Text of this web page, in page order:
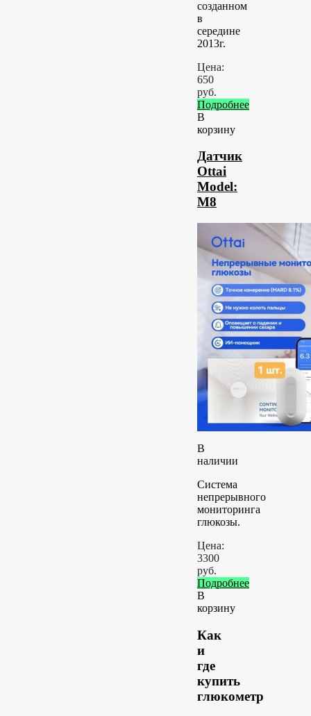
созданном
в
середине
2013г.
Цена:
650
руб.
Подробнее
В
корзину
Датчик
Ottai
Model:
М8
В
наличии
Система
непрерывного
мониторинга
глюкозы.
Цена:
3300
руб.
Подробнее
В
корзину
Как
и
где
купить
глюкометр